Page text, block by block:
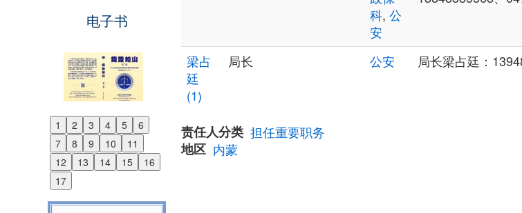
电子书
1 2 3 4 5
6
7
8 9 10
11
12
13 14 15
16
17
Previous
Next
科, 公
安
梁占
廷
(1)
局长 公安 局长梁占廷：
责任人分类 担任重要职务
地区 内蒙